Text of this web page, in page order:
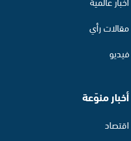
مقالات رأي
فيديو
أخبار منوّعة
اقتصاد